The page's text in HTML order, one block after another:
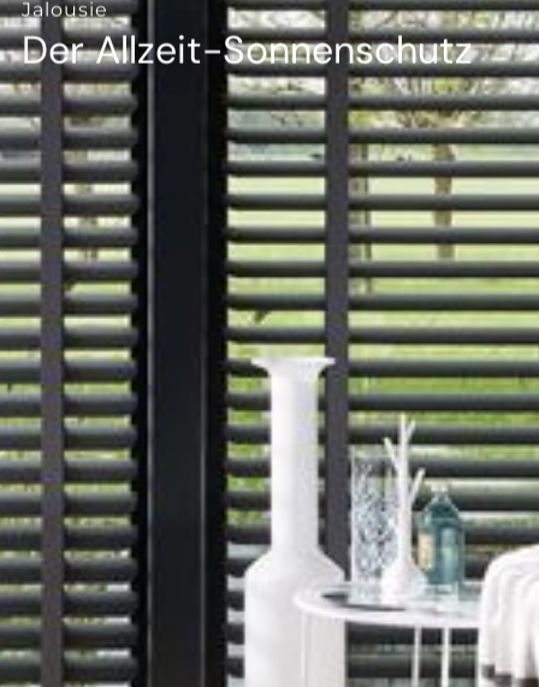
--
--
Jalousie
Der Allzeit-Sonnenschutz